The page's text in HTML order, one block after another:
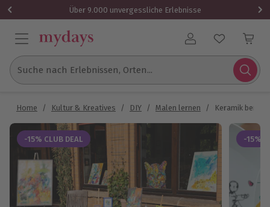
Über 9.000 unvergessliche Erlebnisse
Benutzerkonto
Suche nach Erlebnissen, Orten...
Home / Kultur & Kreatives / DIY / Malen lernen / Keramik
-15% CLUB DEAL -15%